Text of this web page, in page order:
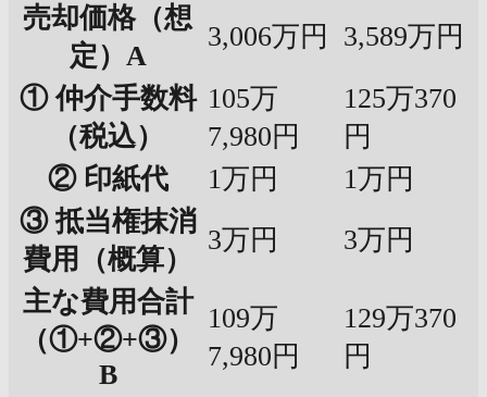
売却価格（想
定）A
3,006万円
3,589万円
① 仲介手数料
（税込）
105万
7,980円
125万370
円
② 印紙代
1万円
1万円
③ 抵当権抹消
費用（概算）
3万円
3万円
主な費用合計
（①+②+③）
B
109万
7,980円
129万370
円